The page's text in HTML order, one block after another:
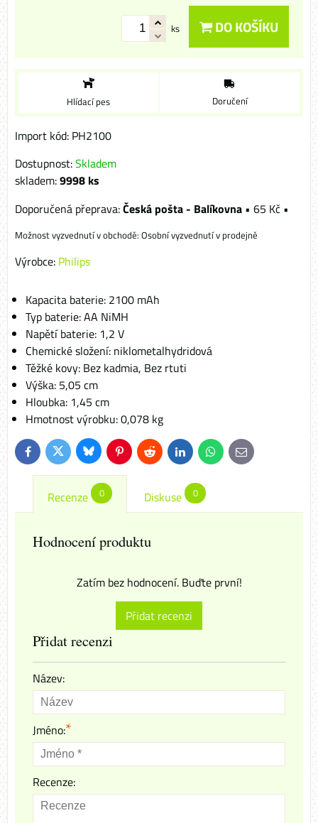
ks DO KOŠÍKU
Hlídací pes Doručení
Import kód: PH2100
Dostupnost:Skladem
skladem:9998 ks
Česká pošta - Balíkovna • 65 Kč •
Osobní vyzvednutí v prodejně
Výrobce: Philips
Kapacita baterie: 2100 mAh
Typ baterie: AA NiMH
Napětí baterie: 1,2 V
Chemické složení: niklometalhydridová
Těžké kovy: Bez kadmia, Bez rtuti
Výška: 5,05 cm
Hloubka: 1,45 cm
Hmotnost výrobku: 0,078 kg
FacebookTwitterBlueskyPinterestReddit LinkedInWhatsApp
E-
mail
Recenze 0 Diskuse 0
Hodnocení produktu
Zatím bez hodnocení. Buďte první!
Přidat recenzi
Přidat recenzi
Název:
Jméno:*
Recenze: